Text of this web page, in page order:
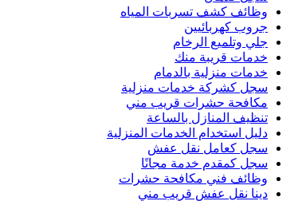
وظائف كشف تسربات المياه
جروب كهربائيين
جلي وتلميع الرخام
خدمات قريبة منك
خدمات منزلية بالدمام
سجل كشركة خدمات منزلية
مكافحة حشرات قريب مني
تنظيف المنازل بالساعة
دليل استخدام الخدمات المنزلية
سجل كعامل نقل عفش
سجل كمقدم خدمة مجانًا
وظائف فني مكافحة حشرات
دينا نقل عفش قريب مني